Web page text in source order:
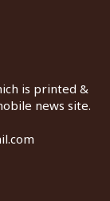
is printed &
news site.